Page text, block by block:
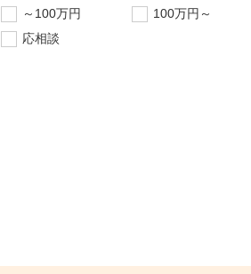
～100万円
100万円～
応相談